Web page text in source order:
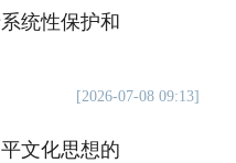
统性保护和
[2026-07-08 09:13]
文化思想的